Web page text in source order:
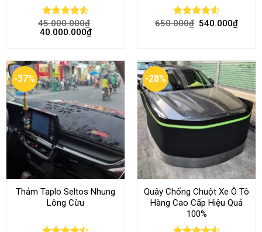
Rated4.58
out of 5
45.000.000₫
40.000.000₫
Rated4.51
650.000₫ 540.000₫
-37%
Thảm Taplo Seltos Nhung
Lông Cừu
-28%
Quây Chống Chuột Xe Ô Tô
Hàng Cao Cấp Hiệu Quả
100%